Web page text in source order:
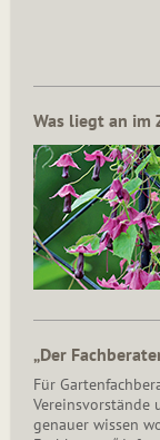
Was liegt an im
„Der
Für
Vereinsvorstände
genauer wissen